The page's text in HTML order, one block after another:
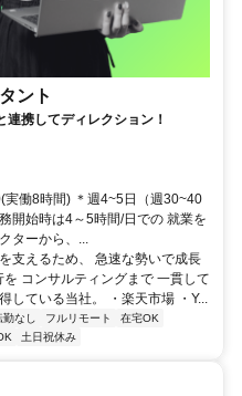
ント
連携してディレクション！
働8時間) ＊週4~5日（週30~40
開始時は4～5時間/日での 就業を
ターから、...
支えるため、 急速な勢いで成長
コンサルティングまで 一貫して
ている当社。 ・楽天市場 ・Y...
勤なし フルリモート
在宅OK
土日祝休み